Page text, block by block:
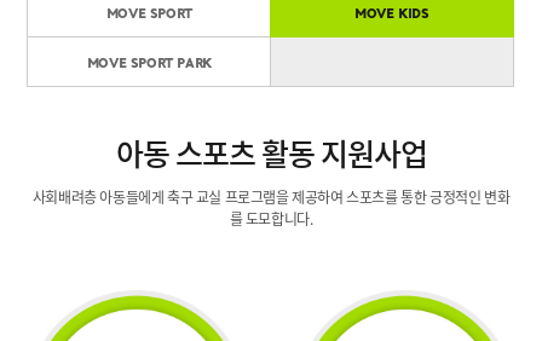
MOVE SPORT MOVE KIDS
MOVE SPORT PARK
아동 스포츠 활동지원사업
사회배려층 아동들에게 축구 교실 프로그램을 제공하여스포츠를 통한 긍정적인 변화
를 도모합니다.